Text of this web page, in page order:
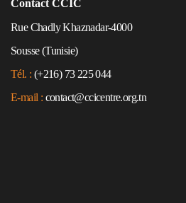
Contact CCIC
Rue Chadly Khaznadar-4000
Sousse (Tunisie)
Tél. : (+216) 73 225 044
E-mail : contact@ccicentre.org.tn